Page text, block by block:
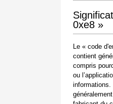
0xe8 »
Le « code
contient
compris
ou
informations.